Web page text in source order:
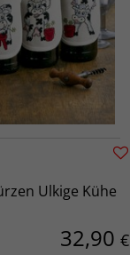
Ulkige Kühe
32,90 €